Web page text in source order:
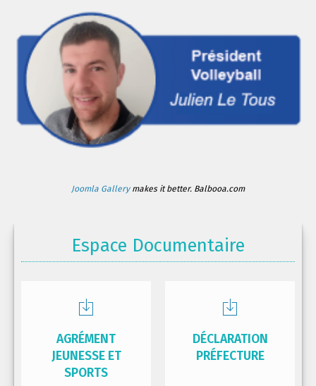
Joomla Gallerymakes it better. Balbooa.com
Espace Documentaire
AGRÉMENT
JEUNESSE ET
SPORTS
DÉCLARATION
PRÉFECTURE